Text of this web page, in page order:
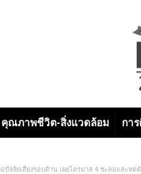
คุณภาพชีวิต-สิ่งแวดล้อม กา
ปัจจัยเสี่ยงรอบด้าน เผยไตรมาส 4 ชะลอและห